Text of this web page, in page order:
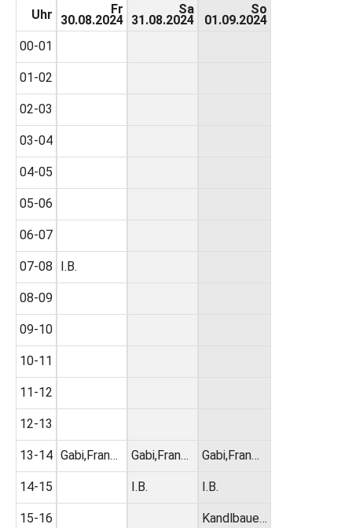
Uhr
00-01
01-02
02-03
03-04
04-05
05-06
06-07
07-08
08-09
09-10
10-11
11-12
12-13
13-14
14-15
15-16
Fr
30.08.2024
I.B.
Gabi,Fran…
Sa
31.08.2024
Gabi,Fran…
I.B.
So
01.09.2024
Gabi,Fran…
I.B.
Kandlbaue…